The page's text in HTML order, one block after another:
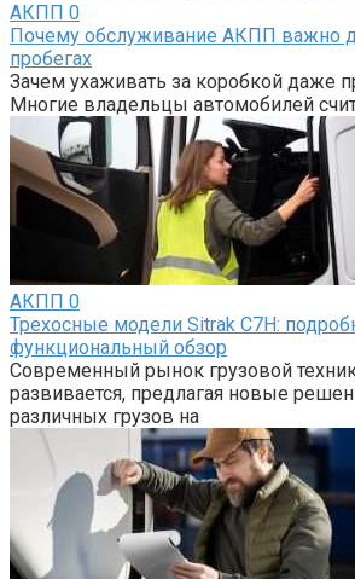
АКПП 0
Почему обслуживание АКПП важно
пробегах
Зачем ухаживать за коробкой даже
Многие владельцы автомобилей
АКПП 0
Трехосные модели Sitrak C7H:
функциональный обзор
Современный рынок грузовой
развивается, предлагая новые
различных грузов на